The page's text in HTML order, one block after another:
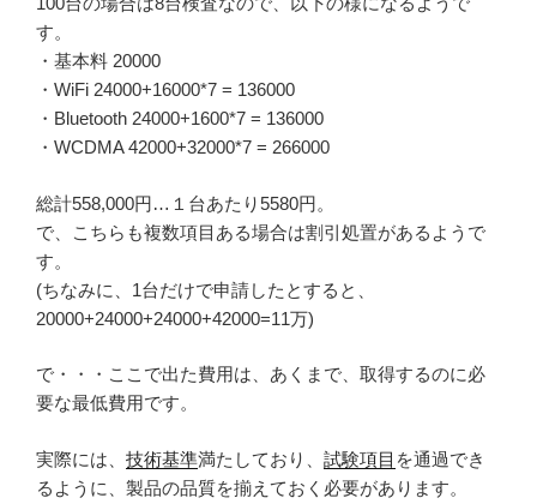
す。
・基本料 20000
・WiFi 24000+16000*7 = 136000
・Bluetooth 24000+1600*7 = 136000
・WCDMA 42000+32000*7 = 266000
総計558,000円…１台あたり5580円。
で、こちらも複数項目ある場合は割引処置があるようで
す。
(ちなみに、1台だけで申請したとすると、
20000+24000+24000+42000=11万)
で・・・ここで出た費用は、あくまで、取得するのに必
要な最低費用です。
実際には、 技術基準満たしており、 試験項目 を通過でき
るように、製品の品質を揃えておく必要があります。